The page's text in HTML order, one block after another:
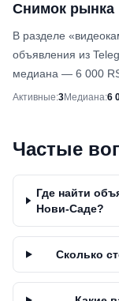
Снимок рынка
В разделе
объявления из
медиана — 6 000
Снимок рынка
Активные:3Медиана:6
Частые
Где найти
Нови-Саде?
Сколько